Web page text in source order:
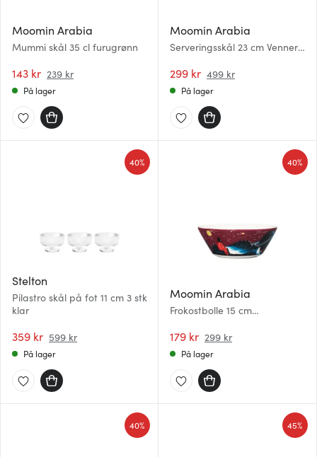
Moomin Arabia
Mummi skål 35 cl furugrønn
143 kr 239 kr
På lager
Moomin Arabia
Serveringsskål 23 cm Venner
299 kr 499 kr
På lager
Stelton
Pilastro skål på fot 11 cm 3 stk
klar
359 kr 599 kr
40%
På lager
Moomin Arabia
Frokostbolle 15 cm
179 kr 299 kr
40%
På lager
40% 45%